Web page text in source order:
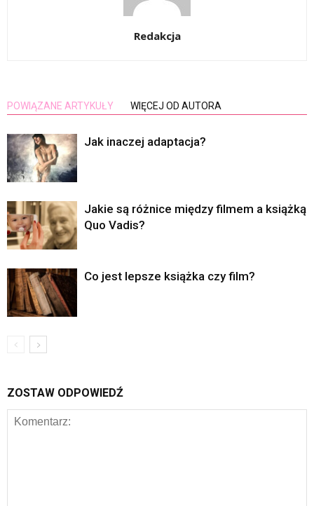
Redakcja
POWIĄZANE ARTYKUŁY WIĘCEJ OD AUTORA
Jak inaczej adaptacja?
Jakie są różnice między filmem a książką
Quo Vadis?
Co jest lepsze książka czy film?
ZOSTAW ODPOWIEDŹ